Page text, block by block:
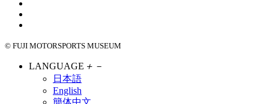
© FUJI MOTORSPORTS MUSEUM
LANGUAGE ＋ －
日本語
English